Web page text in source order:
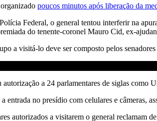
poucos minutos após liberação da
Federal, o general tentou interferir na
do tenente-coronel Mauro Cid, ex-
a visitá-lo deve ser composto pelos
a 24 parlamentares de siglas como
entrada no presídio com celulares e câmeras,
autorizados a visitarem o general reclamam